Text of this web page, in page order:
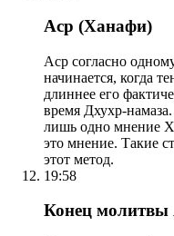
Аср (Ханафи)
Аср согласно
начинается, когда
длиннее его
время Дхухр-
лишь одно мнение
это мнение. Такие
этот метод.
19:58
Конец молитвы